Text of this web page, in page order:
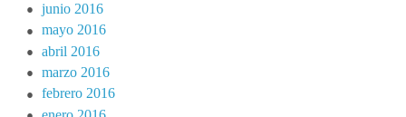
junio 2016
mayo 2016
abril 2016
marzo 2016
febrero 2016